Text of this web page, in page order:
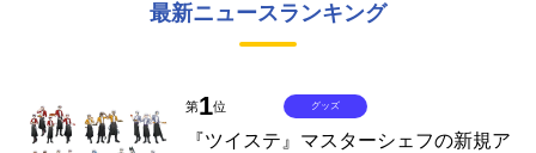
最新ニュースランキング
第1位
『ツイステ』マスターシェフの新規ア
グッズ